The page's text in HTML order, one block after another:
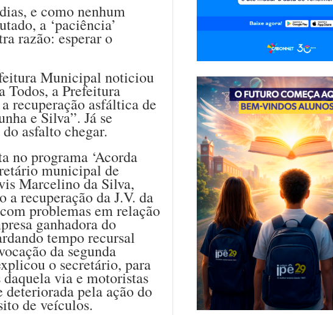
e como nenhum
a ‘paciência’
razão: esperar o
Municipal noticiou
Todos, a Prefeitura
recuperação asfáltica de
e Silva”. Já se
asfalto chegar.
no programa ‘Acorda
municipal de
Marcelino da Silva,
recuperação da J.V. da
problemas em relação
ganhadora do
tempo recursal
da segunda
o secretário, para
via e motoristas
pela ação do
de veículos.